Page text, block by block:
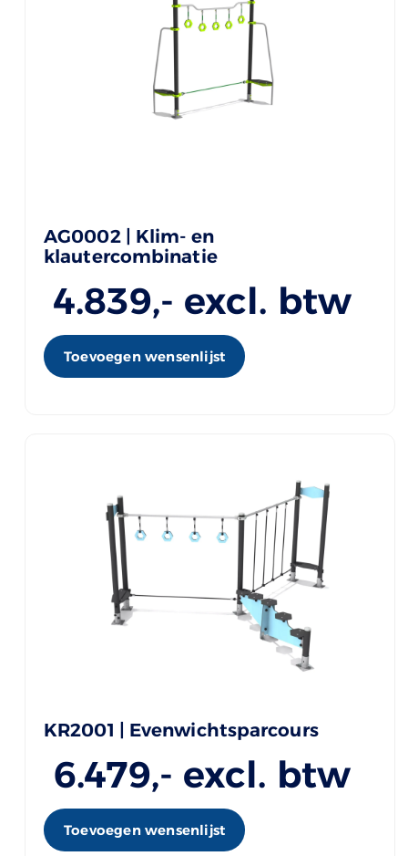
AG0002 | Klim- en
klautercombinatie
4.839,- excl. btw
Toevoegen wensenlijst
KR2001 | Evenwichtsparcours
6.479,- excl. btw
Toevoegen wensenlijst